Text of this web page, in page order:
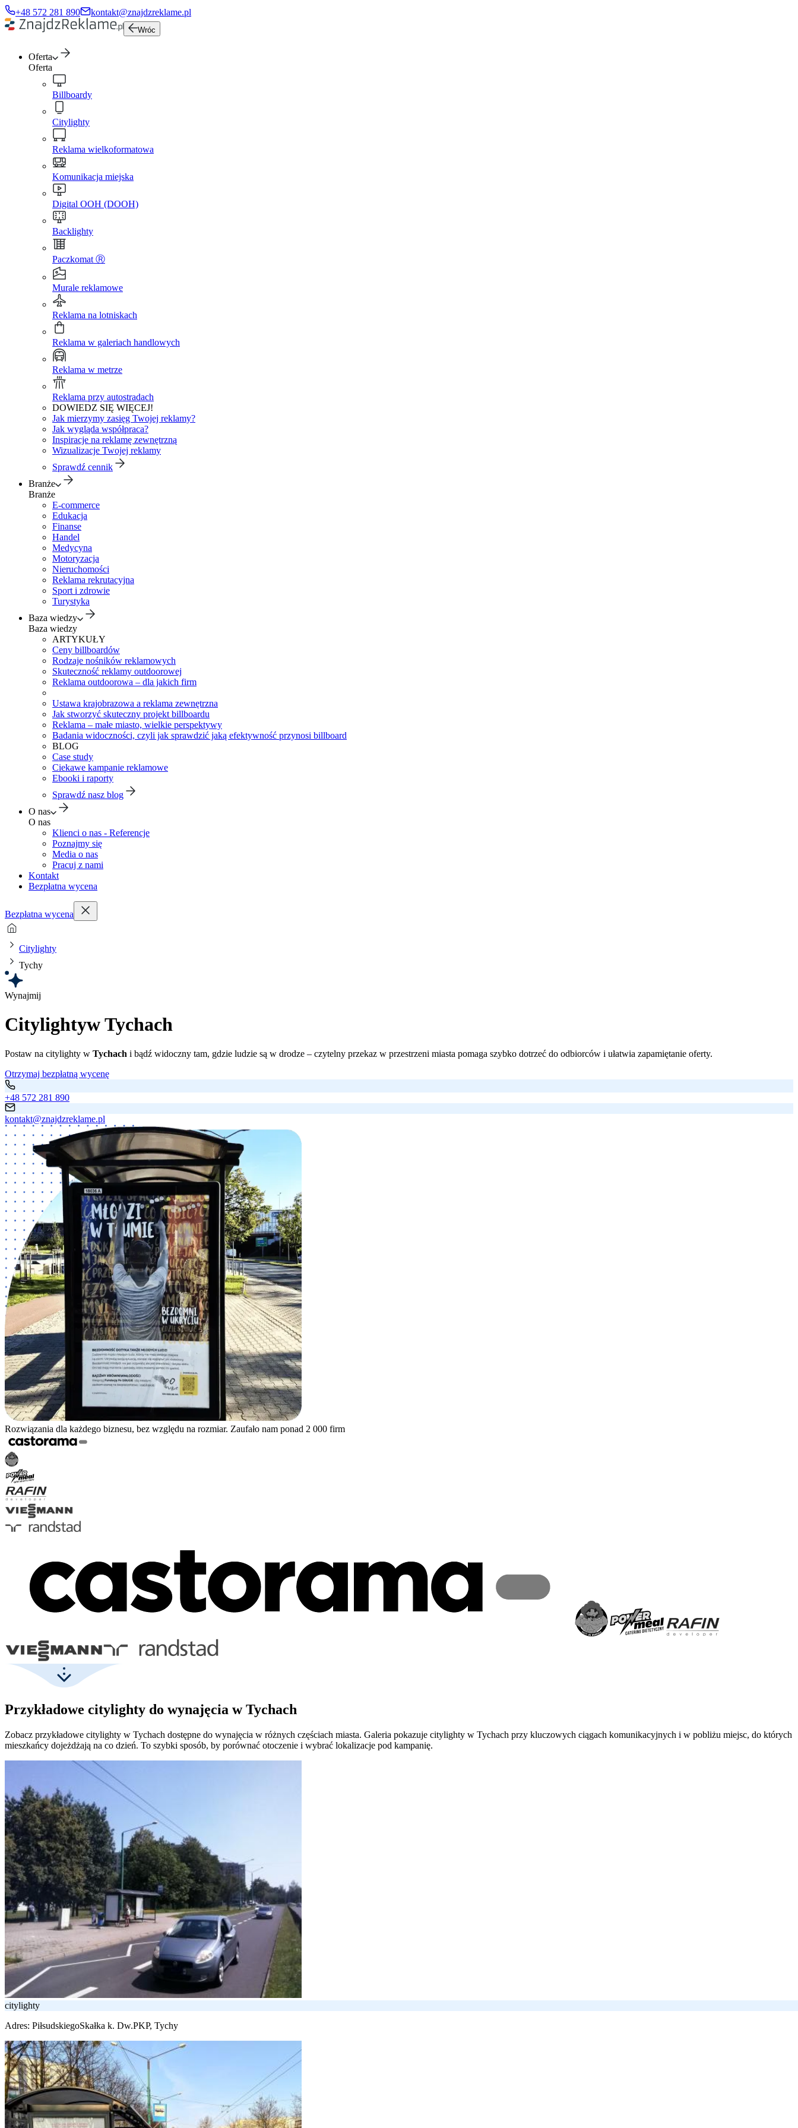
+48 572 281 890 kontakt@znajdzreklame.pl
Wróc
Oferta
Oferta
Billboardy
Citylighty
Reklama wielkoformatowa
Komunikacja miejska
Digital OOH (DOOH)
Backlighty
Paczkomat Ⓡ
Murale reklamowe
Reklama na lotniskach
Reklama w galeriach handlowych
Reklama w metrze
Reklama przy autostradach
DOWIEDZ SIĘ WIĘCEJ!
Jak mierzymy zasięg Twojej reklamy?
Jak wygląda współpraca?
Inspiracje na reklamę zewnętrzną
Wizualizacje Twojej reklamy
Sprawdź cennik
Branże
Branże
E-commerce
Edukacja
Finanse
Handel
Medycyna
Motoryzacja
Nieruchomości
Reklama rekrutacyjna
Sport i zdrowie
Turystyka
Baza wiedzy
Baza wiedzy
ARTYKUŁY
Ceny billboardów
Rodzaje nośników reklamowych
Skuteczność reklamy outdoorowej
Reklama outdoorowa – dla jakich firm
Ustawa krajobrazowa a reklama zewnętrzna
Jak stworzyć skuteczny projekt billboardu
Reklama – małe miasto, wielkie perspektywy
Badania widoczności, czyli jak sprawdzić jaką efektywność przynosi billboard
BLOG
Case study
Ciekawe kampanie reklamowe
Ebooki i raporty
Sprawdź nasz blog
O nas
O nas
Klienci o nas - Referencje
Poznajmy się
Media o nas
Pracuj z nami
Kontakt
Bezpłatna wycena
Bezpłatna wycena
Citylighty
Tychy
Wynajmij
Citylightyw Tychach
Postaw na citylighty w Tychach i bądź widoczny tam, gdzie ludzie są w drodze – czytelny przekaz w przestrzeni miasta pomaga szybko dotrzeć do odbiorców i ułatwia zapamiętanie oferty.
Otrzymaj bezpłatną wycenę
+48 572 281 890
kontakt@znajdzreklame.pl
Rozwiązania dla każdego biznesu, bez względu na rozmiar. Zaufało nam ponad 2 000 firm
Przykładowe citylighty do wynajęcia w Tychach
Zobacz przykładowe citylighty w Tychach dostępne do wynajęcia w różnych częściach miasta. Galeria pokazuje citylighty w Tychach przy kluczowych ciągach komunikacyjnych i w pobliżu miejsc, do których
mieszkańcy dojeżdżają na co dzień. To szybki sposób, by porównać otoczenie i wybrać lokalizacje pod kampanię.
citylighty
Adres: PiłsudskiegoSkałka k. Dw.PKP, Tychy